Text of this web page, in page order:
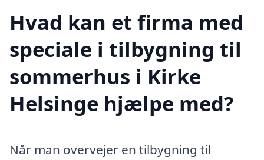
Hvad kan et firma med
speciale i tilbygning til
sommerhus i Kirke
Helsinge hjælpe med?
Når man overvejer en tilbygning til